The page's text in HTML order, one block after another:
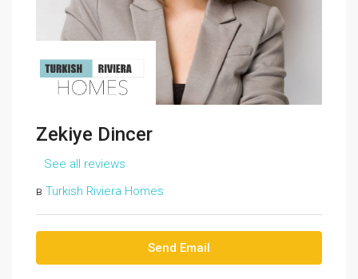
Zekiye Dincer
See all reviews
в Turkish Riviera Homes
Send Email